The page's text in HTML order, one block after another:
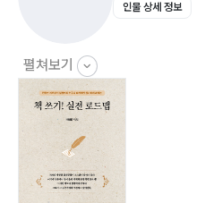
(계 획) 로드맵 핵심습관 3단계
(2단계) 로드맵 핵심습관 근육
(3단계) 로드맵 핵심습관 완성
(점 검) 로드맵 핵심습관 3단계
기 00
★ 1단계 최종정리 00
2단계
인물 상세 정보
펼쳐보기